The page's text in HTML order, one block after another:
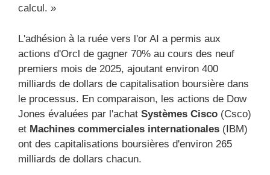
calcul. »
L'adhésion à la ruée vers l'or AI a permis aux
actions d'Orcl de gagner 70% au cours des neuf
premiers mois de 2025, ajoutant environ 400
milliards de dollars de capitalisation boursière dans
le processus. En comparaison, les actions de Dow
Jones évaluées par l'achat Systèmes Cisco (Csco)
et Machines commerciales internationales (IBM)
ont des capitalisations boursières d'environ 265
milliards de dollars chacun.